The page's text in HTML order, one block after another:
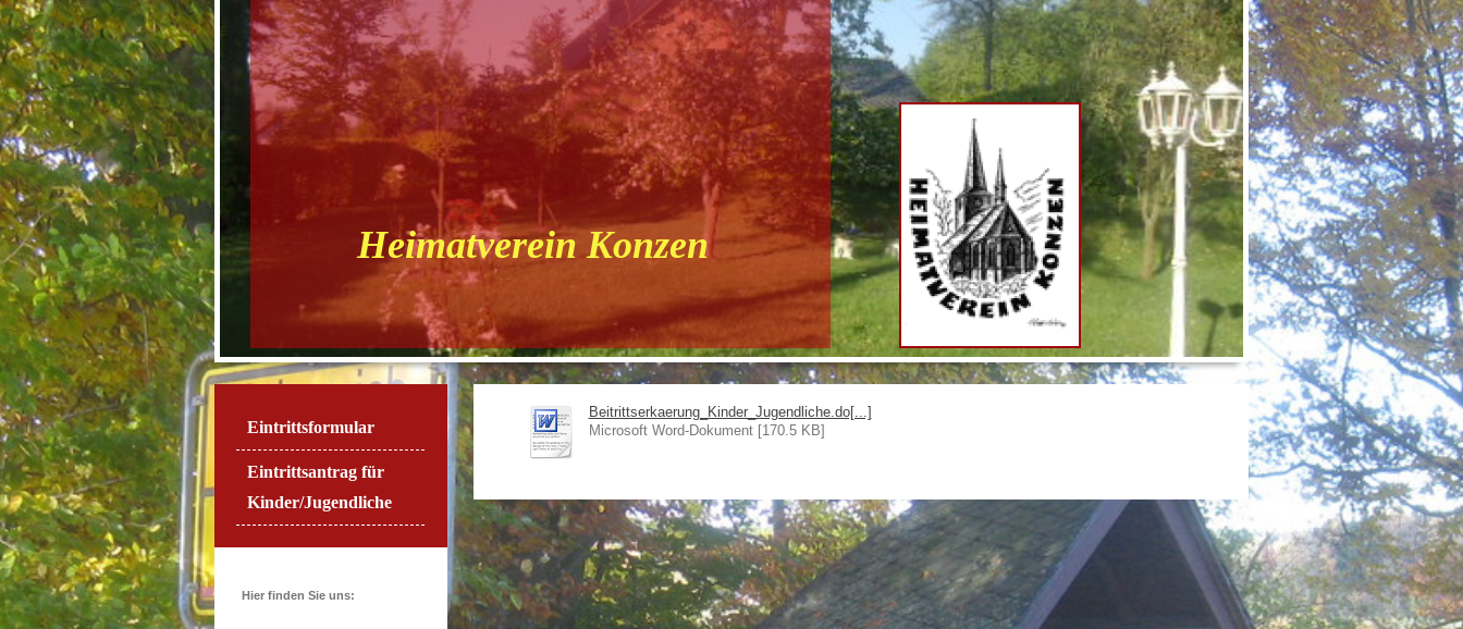
Heimatverein Konzen
Beitrittserkaerung_Kinder_Jugendliche.do[...]
Microsoft Word-Dokument [170.5 KB]
Eintrittsformular
Eintrittsantrag für
Kinder/Jugendliche
Hier finden Sie uns: